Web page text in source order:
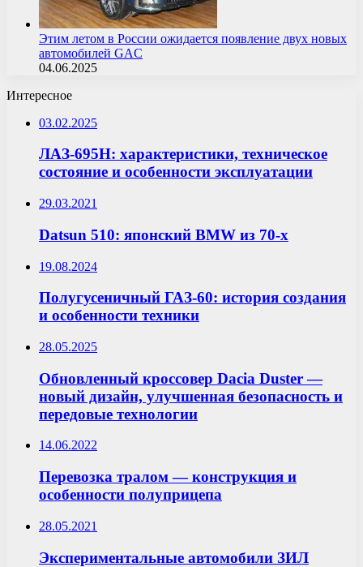
Этим летом в России ожидается появление двух новых
автомобилей GAC
04.06.2025
Интересное
03.02.2025
ЛАЗ-695Н: характеристики, техническое
состояние и особенности эксплуатации
29.03.2021
Datsun 510: японский BMW из 70-х
19.08.2024
Полугусеничный ГАЗ-60: история создания
и особенности техники
28.05.2025
Обновленный кроссовер Dacia Duster —
новый дизайн, улучшенная безопасность и
передовые технологии
14.06.2022
Перевозка тралом — конструкция и
особенности полуприцепа
28.05.2021
Экспериментальные автомобили ЗИЛ